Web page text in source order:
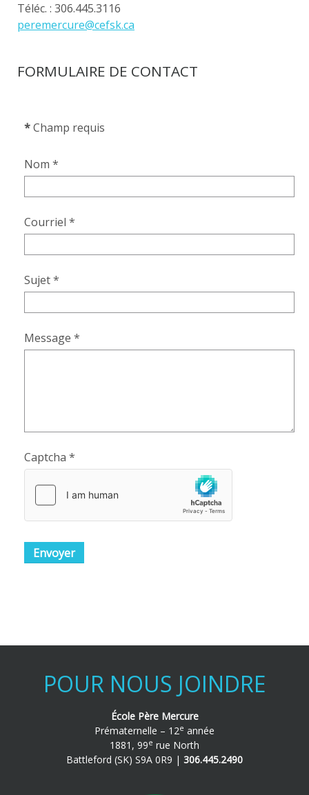
Téléc. : 306.445.3116
peremercure@cefsk.ca
FORMULAIRE DE CONTACT
*Champ requis
Nom *
Courriel *
Sujet*
Message *
Captcha *
Envoyer
POUR NOUS JOINDRE
École Père Mercure
Prématernelle – 12e année
1881, 99e rue North
Battleford (SK) S9A 0R9 | 306.445.2490